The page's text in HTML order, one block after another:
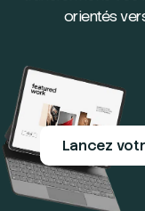
orientés
Lancez